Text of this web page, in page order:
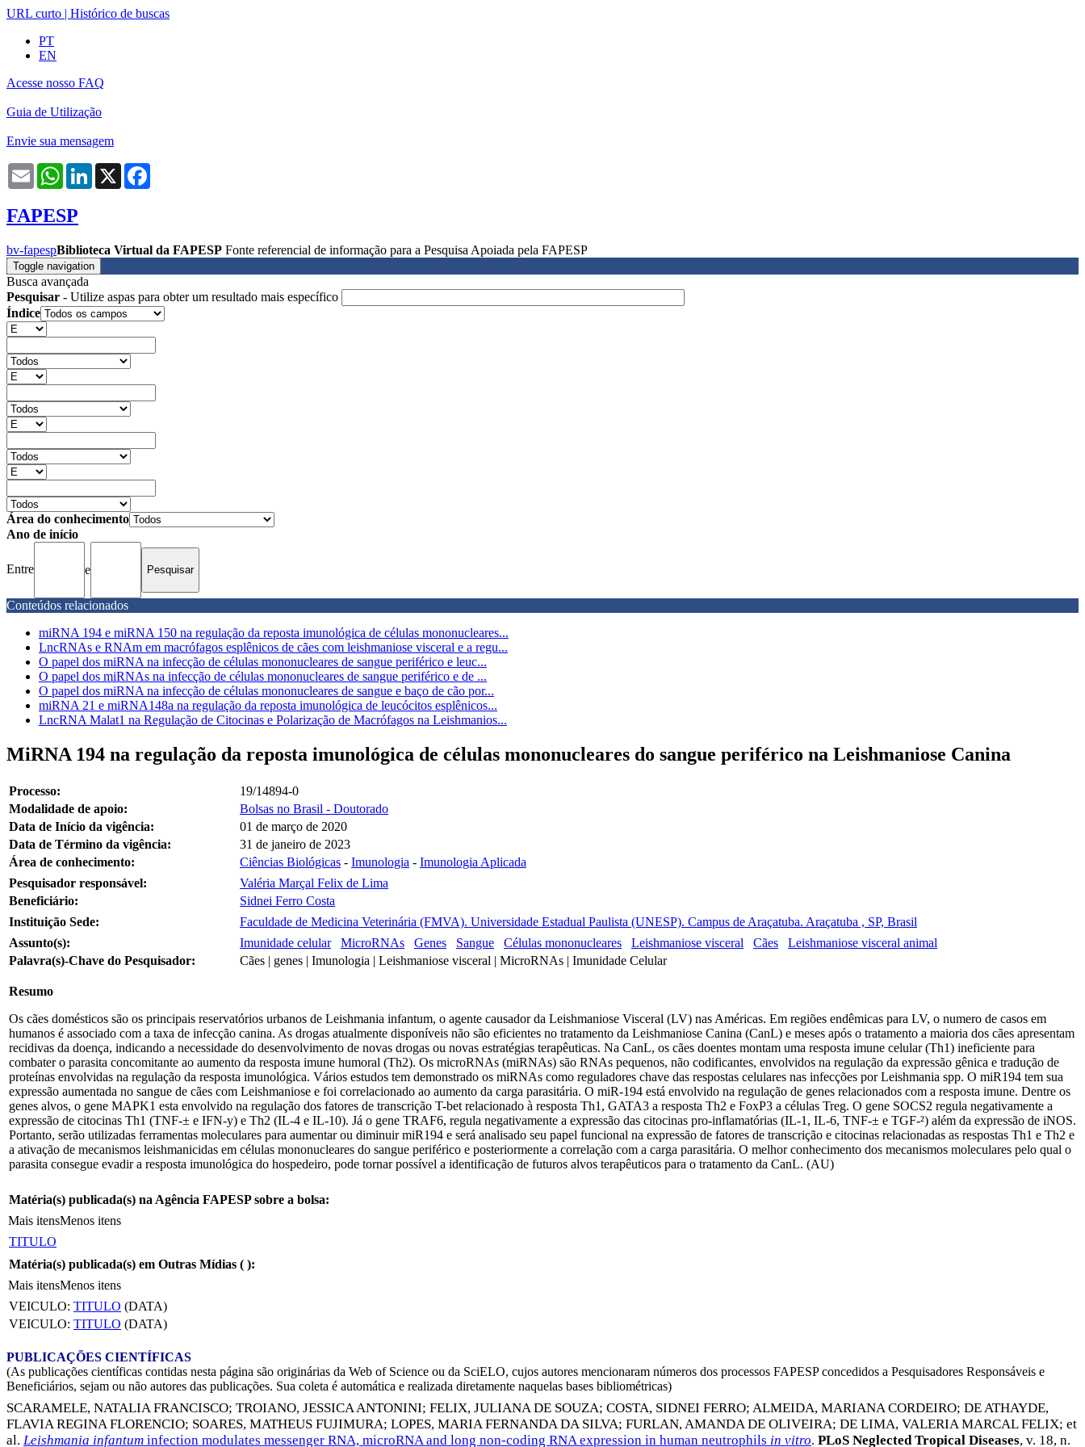
URL curto | Histórico de buscas
PT
EN
Acesse nosso FAQ
Guia de Utilização
Envie sua mensagem
Email WhatsAppLinkedIn
X
FAPESP
bv-fapespBiblioteca Virtual da FAPESP Fonte referencial de informação para a Pesquisa Apoiada pela FAPESP
Toggle navigation
Busca avançada
Pesquisar - Utilize aspas para obter um resultado mais específico
Índice
Área do conhecimento
Ano de início
Entre e
Conteúdos relacionados
miRNA 194 e miRNA 150 na regulação da reposta imunológica de células mononucleares...
LncRNAs e RNAm em macrófagos esplênicos de cães com leishmaniose visceral e a regu...
O papel dos miRNA na infecção de células mononucleares de sangue periférico e leuc...
O papel dos miRNAs na infecção de células mononucleares de sangue periférico e de ...
O papel dos miRNA na infecção de células mononucleares de sangue e baço de cão por...
miRNA 21 e miRNA148a na regulação da reposta imunológica de leucócitos esplênicos...
LncRNA Malat1 na Regulação de Citocinas e Polarização de Macrófagos na Leishmanios...
MiRNA 194 na regulação da reposta imunológica de células mononucleares do sangue periférico na Leishmaniose Canina
Processo:
19/14894-0
Modalidade de apoio:
Bolsas no Brasil - Doutorado
Data de Início da vigência:
01 de março de 2020
Data de Término da vigência:
31 de janeiro de 2023
Área de conhecimento:
Ciências Biológicas - Imunologia - Imunologia Aplicada
Pesquisador responsável:
Valéria Marçal Felix de Lima
Beneficiário:
Sidnei Ferro Costa
Instituição Sede:
Faculdade de Medicina Veterinária (FMVA). Universidade Estadual Paulista (UNESP). Campus de Araçatuba. Araçatuba , SP, Brasil
Assunto(s):
Imunidade celular MicroRNAs Genes Sangue Células mononucleares Leishmaniose visceral Cães
Leishmaniose visceral animal
Palavra(s)-Chave do Pesquisador:
Cães | genes | Imunologia | Leishmaniose visceral | MicroRNAs | Imunidade Celular
Resumo
Os cães domésticos são os principais reservatórios urbanos de Leishmania infantum, o agente causador da Leishmaniose Visceral (LV) nas Américas. Em regiões endêmicas para LV, o numero de casos em
humanos é associado com a taxa de infecção canina. As drogas atualmente disponíveis não são eficientes no tratamento da Leishmaniose Canina (CanL) e meses após o tratamento a maioria dos cães apresentam
recidivas da doença, indicando a necessidade do desenvolvimento de novas drogas ou novas estratégias terapêuticas. Na CanL, os cães doentes montam uma resposta imune celular (Th1) ineficiente para
combater o parasita concomitante ao aumento da resposta imune humoral (Th2). Os microRNAs (miRNAs) são RNAs pequenos, não codificantes, envolvidos na regulação da expressão gênica e tradução de
proteínas envolvidas na regulação da resposta imunológica. Vários estudos tem demonstrado os miRNAs como reguladores chave das respostas celulares nas infecções por Leishmania spp. O miR194 tem sua
expressão aumentada no sangue de cães com Leishmaniose e foi correlacionado ao aumento da carga parasitária. O miR-194 está envolvido na regulação de genes relacionados com a resposta imune. Dentre os
genes alvos, o gene MAPK1 esta envolvido na regulação dos fatores de transcrição T-bet relacionado à resposta Th1, GATA3 a resposta Th2 e FoxP3 a células Treg. O gene SOCS2 regula negativamente a
expressão de citocinas Th1 (TNF-± e IFN-y) e Th2 (IL-4 e IL-10). Já o gene TRAF6, regula negativamente a expressão das citocinas pro-inflamatórias (IL-1, IL-6, TNF-± e TGF-²) além da expressão de iNOS.
Portanto, serão utilizadas ferramentas moleculares para aumentar ou diminuir miR194 e será analisado seu papel funcional na expressão de fatores de transcrição e citocinas relacionadas as respostas Th1 e Th2 e
a ativação de mecanismos leishmanicidas em células mononucleares do sangue periférico e posteriormente a correlação com a carga parasitária. O melhor conhecimento dos mecanismos moleculares pelo qual o
parasita consegue evadir a resposta imunológica do hospedeiro, pode tornar possível a identificação de futuros alvos terapêuticos para o tratamento da CanL. (AU)
Matéria(s) publicada(s) na Agência FAPESP sobre a bolsa:
Mais itensMenos itens
TITULO
Matéria(s) publicada(s) em Outras Mídias ( ):
Mais itensMenos itens
VEICULO: TITULO (DATA)
VEICULO: TITULO (DATA)
PUBLICAÇÕES CIENTÍFICAS
(As publicações científicas contidas nesta página são originárias da Web of Science ou da SciELO, cujos autores mencionaram números dos processos FAPESP concedidos a Pesquisadores Responsáveis e
Beneficiários, sejam ou não autores das publicações. Sua coleta é automática e realizada diretamente naquelas bases bibliométricas)
SCARAMELE, NATALIA FRANCISCO; TROIANO, JESSICA ANTONINI; FELIX, JULIANA DE SOUZA; COSTA, SIDNEI FERRO; ALMEIDA, MARIANA CORDEIRO; DE ATHAYDE,
FLAVIA REGINA FLORENCIO; SOARES, MATHEUS FUJIMURA; LOPES, MARIA FERNANDA DA SILVA; FURLAN, AMANDA DE OLIVEIRA; DE LIMA, VALERIA MARCAL FELIX; et
al. Leishmania infantum infection modulates messenger RNA, microRNA and long non-coding RNA expression in human neutrophils in vitro. PLoS Neglected Tropical Diseases, v. 18, n.